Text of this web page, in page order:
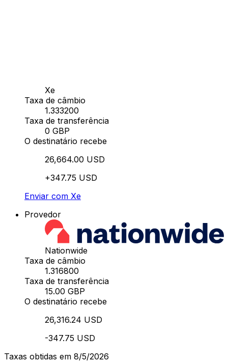
Xe
Taxa de câmbio
1.333200
Taxa de transferência
0 GBP
O destinatário recebe
26,664.00 USD
+347.75 USD
Enviar com Xe
Provedor
Nationwide
Taxa de câmbio
1.316800
Taxa de transferência
15.00 GBP
O destinatário recebe
26,316.24 USD
-347.75 USD
Taxas obtidas em 8/5/2026